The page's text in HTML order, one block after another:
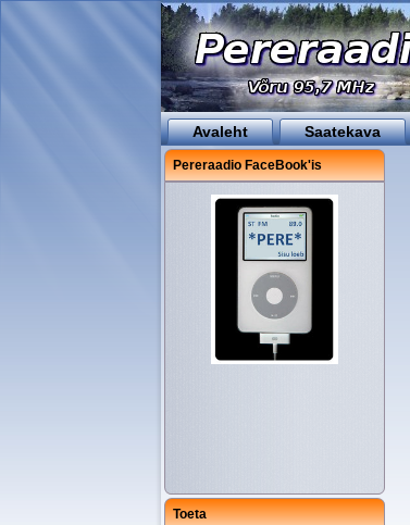
Avaleht Saatekava
Pereraadio FaceBook'is
Toeta